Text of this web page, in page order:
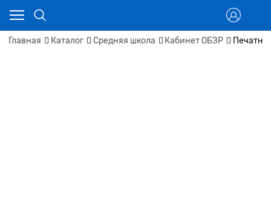
Главная Каталог Средняя школа Кабинет ОБЗР